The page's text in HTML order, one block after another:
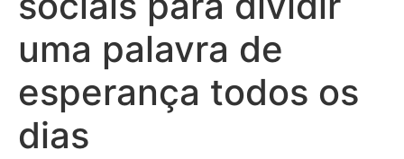
uma palavra de
esperança todos os
dias